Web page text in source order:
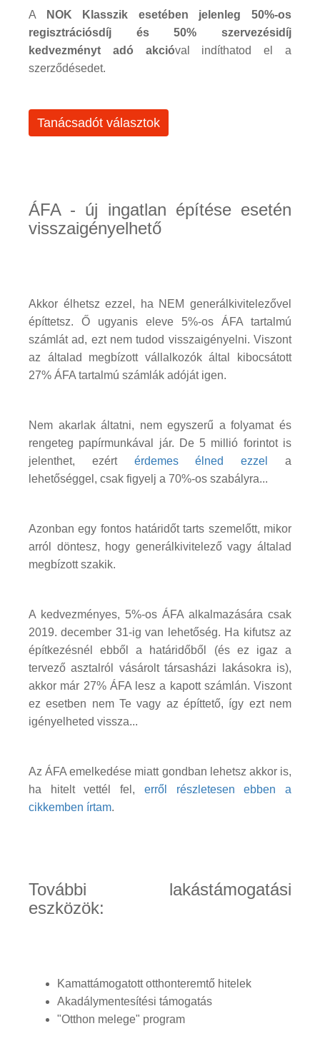
A
NOK Klasszik esetében jelenleg 50%-os
regisztrációsdíj és 50% szervezésidíj
kedvezményt adó akcióval indíthatod el a
szerződésedet.
Tanácsadót választok
ÁFA - új ingatlan építése esetén
visszaigényelhető
Akkor élhetsz ezzel, ha NEM generálkivitelezővel
építtetsz. Ő ugyanis eleve 5%-os ÁFA tartalmú
számlát ad, ezt nem tudod visszaigényelni. Viszont
az általad megbízott vállalkozók által kibocsátott
27% ÁFA tartalmú számlák adóját igen.
Nem akarlak áltatni, nem egyszerű a folyamat és
rengeteg papírmunkával jár. De 5 millió forintot is
jelenthet, ezért érdemes élned ezzel
a
lehetőséggel, csak figyelj a 70%-os szabályra...
Azonban egy fontos határidőt tarts szemelőtt, mikor
arról döntesz, hogy generálkivitelező vagy általad
megbízott szakik.
A kedvezményes, 5%-os ÁFA alkalmazására csak
2019. december 31-ig van lehetőség. Ha kifutsz az
építkezésnél ebből a határidőből (és ez igaz a
tervező asztalról vásárolt társasházi lakásokra is),
akkor már 27% ÁFA lesz a kapott számlán. Viszont
ez esetben nem Te vagy az építtető, így ezt nem
igényelheted vissza...
Az ÁFA emelkedése miatt gondban lehetsz akkor is,
ha hitelt vettél fel, erről részletesen ebben a
cikkemben írtam.
További lakástámogatási
eszközök:
Kamattámogatott otthonteremtő hitelek
Akadálymentesítési támogatás
"Otthon melege" program